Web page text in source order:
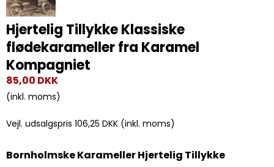
Hjertelig Tillykke Klassiske
flødekarameller fra Karamel
Kompagniet
85,00 DKK
(inkl. moms)
Vejl. udsalgspris 106,25 DKK (inkl. moms)
Bornholmske Karameller Hjertelig Tillykke